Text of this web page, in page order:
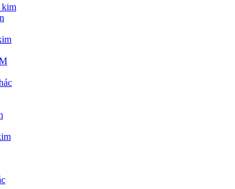
kim